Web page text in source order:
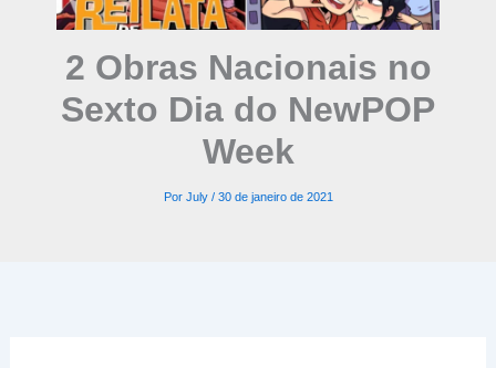
2 Obras Nacionais no
Sexto Dia do NewPOP
Week
Por July / 30 de janeiro de 2021